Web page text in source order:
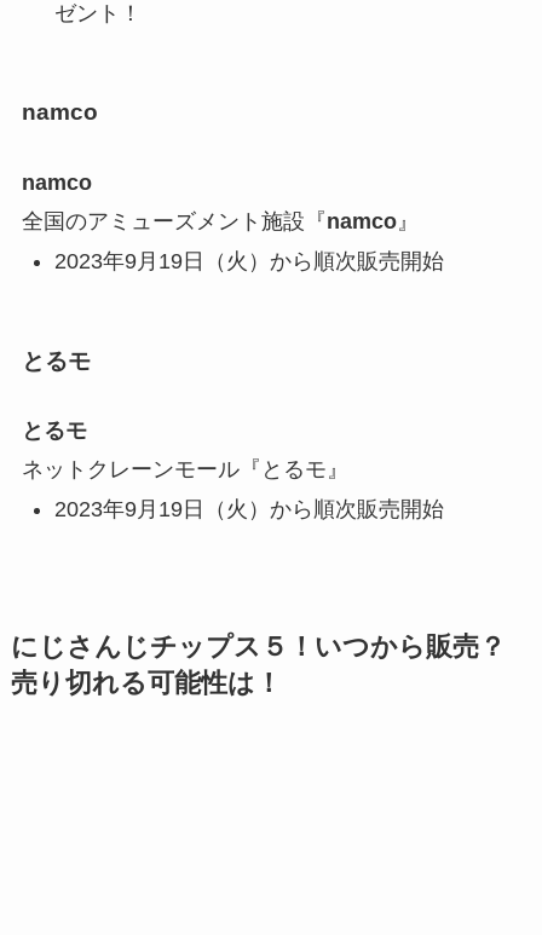
ゼント！
namco
namco
全国のアミューズメント施設『namco』
2023年9月19日（火）から順次販売開始
とるモ
とるモ
ネットクレーンモール『とるモ』
2023年9月19日（火）から順次販売開始
にじさんじチップス５！いつから販売？
売り切れる可能性は！